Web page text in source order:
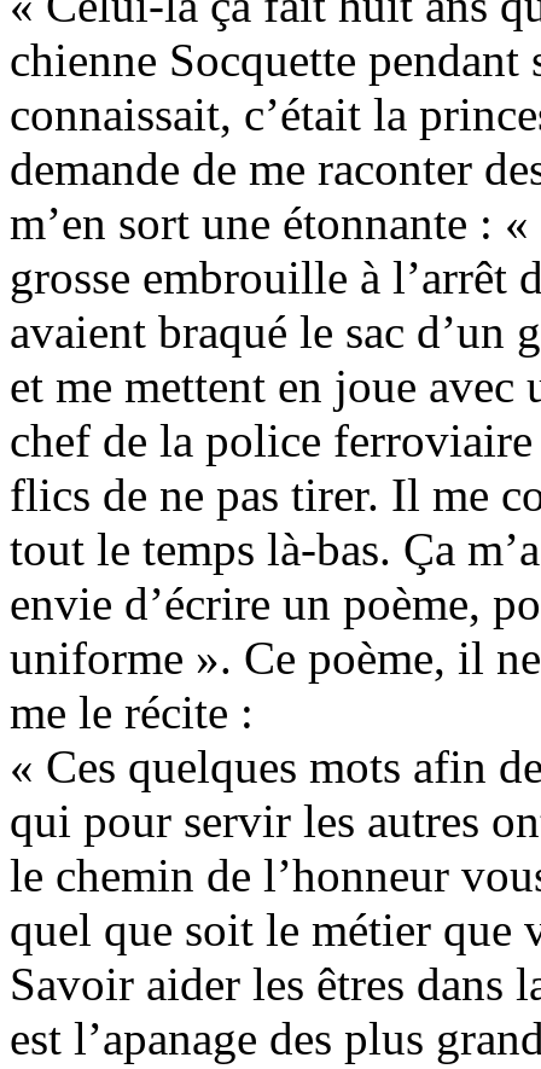
chienne Socquette
connaissait, c’était la
demande de me raconter
m’en sort une étonnante :
grosse embrouille à l’arrêt
avaient braqué le sac d’un
et me mettent en joue
chef de la police
flics de ne pas tirer. Il me
tout le temps là-bas. Ça
envie d’écrire un poème,
uniforme ». Ce poème, il
me le récite :
« Ces quelques mots afin
qui pour servir les autres
le chemin de l’honneur
quel que soit le métier que
Savoir aider les êtres dans
est l’apanage des plus